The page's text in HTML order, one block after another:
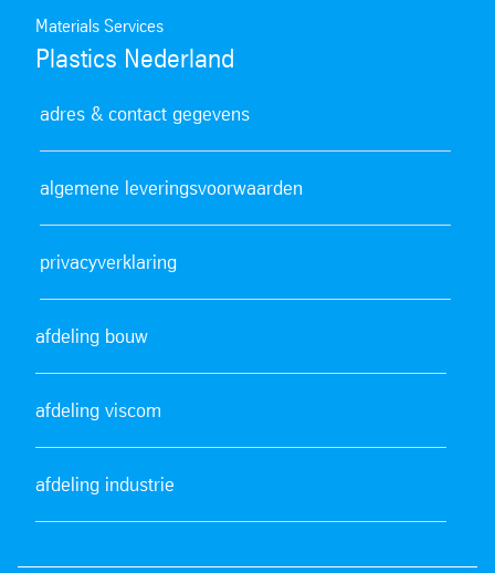
Materials Services
Plastics Nederland
adres & contact gegevens
algemene leveringsvoorwaarden
privacyverklaring
afdeling bouw
afdeling viscom
afdeling industrie